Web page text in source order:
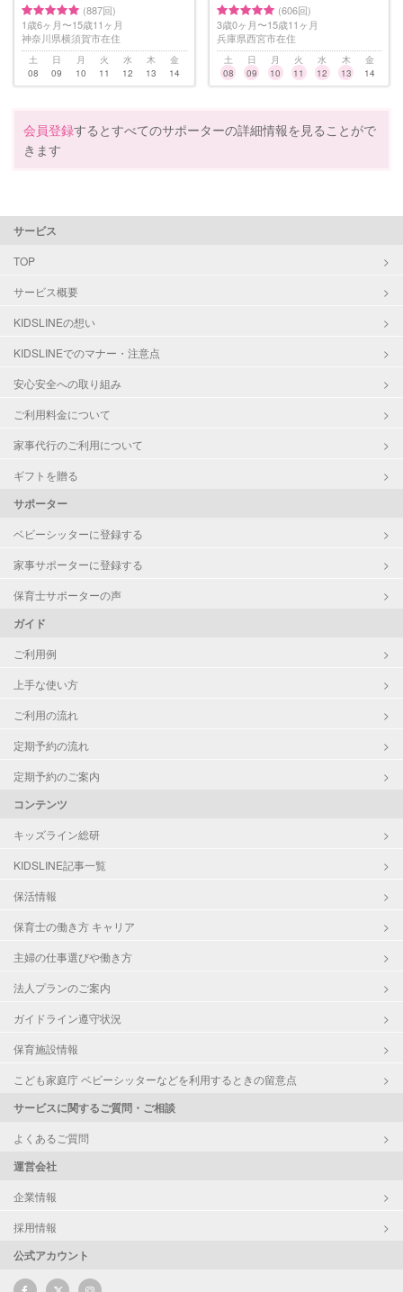
(887回)
1歳6ヶ月〜15歳11ヶ月
神奈川県横須賀市在住
土
08
日
09
月
10
火
11
水
12
木
13
金
14
(606回)
3歳0ヶ月〜15歳11ヶ月
兵庫県西宮市在住
土
08
日
09
月
10
火
11
水
12
木
13
金
14
会員登録するとすべてのサポーターの詳細情報を見ることがで
きます
サービス
TOP
サービス概要
KIDSLINEの想い
KIDSLINEでのマナー・注意点
安心安全への取り組み
ご利用料金について
家事代行のご利用について
ギフトを贈る
サポーター
ベビーシッターに登録する
家事サポーターに登録する
保育士サポーターの声
ガイド
ご利用例
上手な使い方
ご利用の流れ
定期予約の流れ
定期予約のご案内
コンテンツ
キッズライン総研
KIDSLINE記事一覧
保活情報
保育士の働き方 キャリア
主婦の仕事選びや働き方
法人プランのご案内
ガイドライン遵守状況
保育施設情報
こども家庭庁 ベビーシッターなどを利用するときの留意点
サービスに関するご質問・ご相談
よくあるご質問
運営会社
企業情報
採用情報
公式アカウント